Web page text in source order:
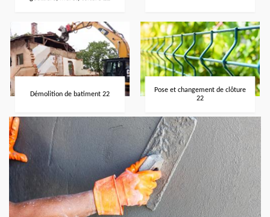
Démolition de batiment 22
Pose et changement de clôture
22